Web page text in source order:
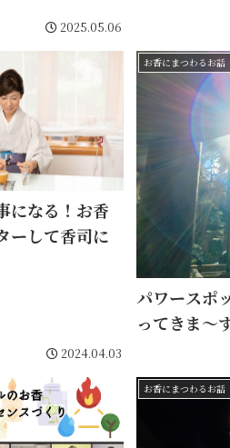
2025.05.06
になる！お香
ーして香司に
2024.04.03
お香にまつわるお話
パワースポ
ってきま～
お香にまつわるお話